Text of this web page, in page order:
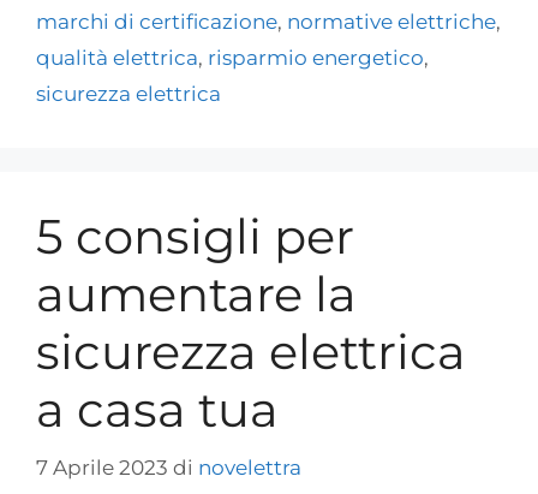
marchi di certificazione, normative elettriche,
qualità elettrica, risparmio energetico,
sicurezza elettrica
5 consigli per
aumentare la
sicurezza elettrica
a casa tua
7 Aprile 2023 di novelettra